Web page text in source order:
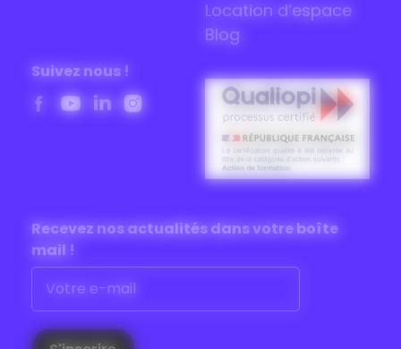
Suivez nous !
Location d’espace
Blog
Recevez nos actualités dansvotre boîte
mail !